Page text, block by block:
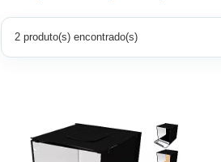
2 produto(s) encontrado(s)